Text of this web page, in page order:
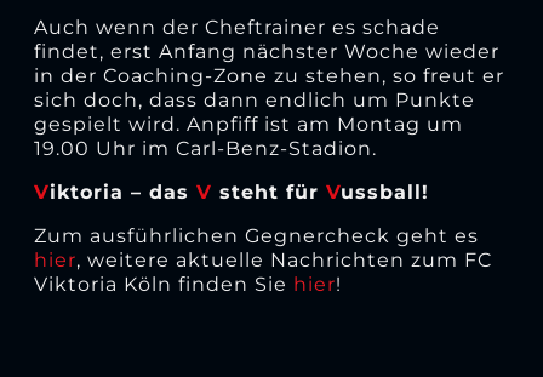
Auch wenn der Cheftrainer es schade
findet, erst Anfang nächster Woche wieder
in der Coaching-Zone zu stehen, so freut er
sich doch, dass dann endlich um Punkte
gespielt wird. Anpfiff ist am Montag um
19.00 Uhr im Carl-Benz-Stadion.
Viktoria – das V steht für Vussball!
Zum ausführlichen Gegnercheck geht es
hier, weitere aktuelle Nachrichten zum FC
Viktoria Köln finden Sie hier!